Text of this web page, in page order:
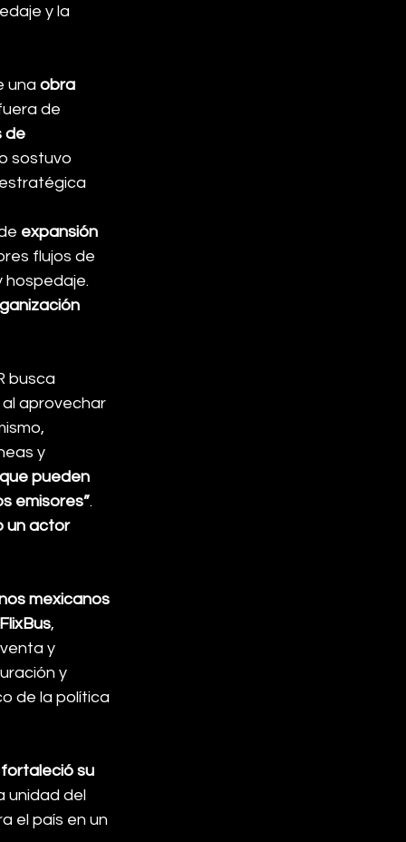
y la
una obra
de
de
sostuvo
expansión
flujos de
hospedaje.
busca
al aprovechar
y
pueden
emisores”.
un actor
mexicanos
,
y
y
de la política
fortaleció su
unidad del
el país en un